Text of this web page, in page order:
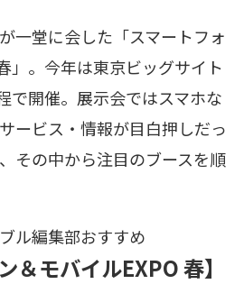
一堂に会した「スマートフォ
」。今年は東京ビッグサイト
で開催。展示会ではスマホな
ービス・情報が目白押しだっ
その中から注目のブースを順
ル編集部おすすめ
＆モバイルEXPO 春】